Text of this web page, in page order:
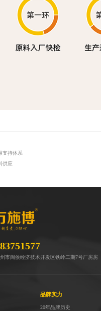
支持体系
供应
市闽侯经济技术开发区铁岭二期7号厂房房
品牌实力
20年品牌历史